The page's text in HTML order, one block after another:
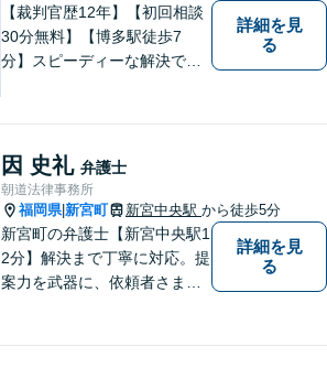
【裁判官歴12年】【初回相談
30分無料】【博多駅徒歩7
分】スピーディーな解決で
「明日に向かって進む力」を
サポートします。
詳細を見
る
因 史礼 弁護士
朝道法律事務所
福岡県|新宮町 新宮中央駅 から徒歩5分
新宮町の弁護士【新宮中央駅1
2分】解決まで丁寧に対応。提
案力を武器に、依頼者さまの
詳細を見
る